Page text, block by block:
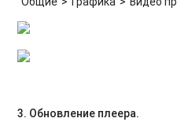
3. Обновление плеера.